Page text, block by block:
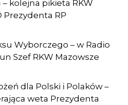
– kolejna pikieta RKW
Prezydenta RP
Wyborczego – w Radio
Szef RKW Mazowsze
dla Polski i Polaków –
weta Prezydenta